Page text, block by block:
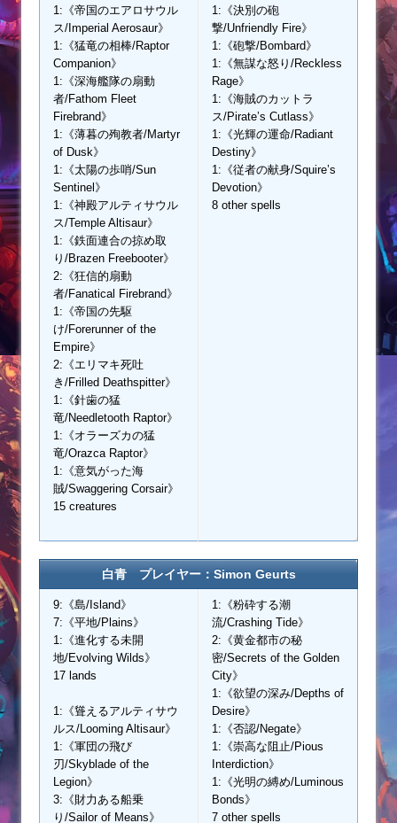
1:《帝国のエアロサウル
ス/Imperial Aerosaur》
1:《猛竜の相棒/Raptor
Companion》
1:《深海艦隊の扇動
者/Fathom Fleet
Firebrand》
1:《薄暮の殉教者/Martyr
of Dusk》
1:《太陽の歩哨/Sun
Sentinel》
1:《神殿アルティサウル
ス/Temple Altisaur》
1:《鉄面連合の掠め取
り/Brazen Freebooter》
2:《狂信的扇動
者/Fanatical Firebrand》
1:《帝国の先駆
け/Forerunner of the
Empire》
2:《エリマキ死吐
き/Frilled Deathspitter》
1:《針歯の猛
竜/Needletooth Raptor》
1:《オラーズカの猛
竜/Orazca Raptor》
1:《意気がった海
賊/Swaggering Corsair》
15 creatures
1:《決別の砲
撃/Unfriendly Fire》
1:《砲撃/Bombard》
1:《無謀な怒り/Reckless
Rage》
1:《海賊のカットラ
ス/Pirate’s Cutlass》
1:《光輝の運命/Radiant
Destiny》
1:《従者の献身/Squire’s
Devotion》
8 other spells
白青 プレイヤー：Simon Geurts
9:《島/Island》
7:《平地/Plains》
1:《進化する未開
地/Evolving Wilds》
17 lands
1:《聳えるアルティサウ
ルス/Looming Altisaur》
1:《軍団の飛び
刃/Skyblade of the
Legion》
3:《財力ある船乗
り/Sailor of Means》
1:《粉砕する潮
流/Crashing Tide》
2:《黄金都市の秘
密/Secrets of the Golden
City》
1:《欲望の深み/Depths of
Desire》
1:《否認/Negate》
1:《崇高な阻止/Pious
Interdiction》
1:《光明の縛め/Luminous
Bonds》
7 other spells